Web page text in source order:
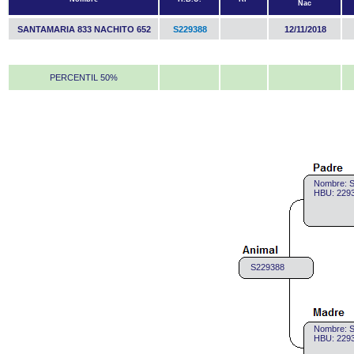
Nac
SANTAMARIA 833 NACHITO 652 S229388 12/11/2018
PERCENTIL 50%
S229388
Nombre:
HBU:
Nombre:
HBU: